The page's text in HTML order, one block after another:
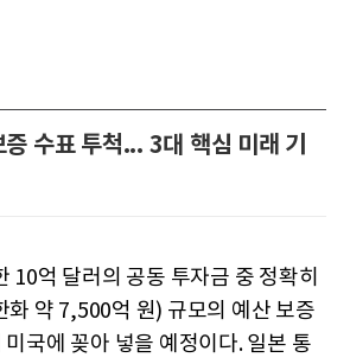
수표 투척... 3대 핵심 미래 기
10억 달러의 공동 투자금 중 정확히
화 약 7,500억 원) 규모의 예산 보증
국에 꽂아 넣을 예정이다. 일본 통